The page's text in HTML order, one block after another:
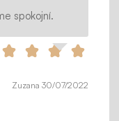
spokojní.
Zuzana 30/07/2022